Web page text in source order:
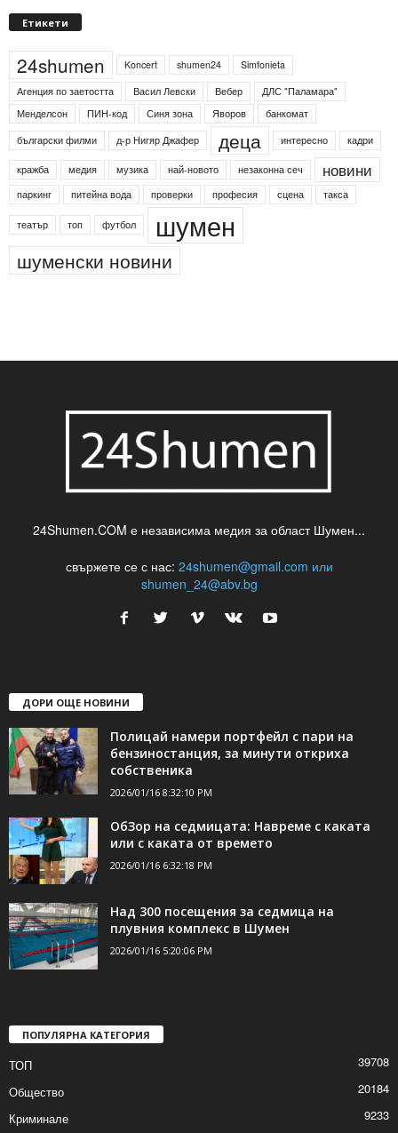
Етикети
24shumen Koncert shumen24
Simfonieta
Агенция по заетостта
Васил Левски Вебер
ДЛС "Паламара"
Менделсон
ПИН-код Синя зона Яворов
банкомат
български филми
д-р Нигяр Джафер деца интересно кадри
кражба медия музика най-новото незаконна сеч новини
паркинг питейна вода проверки професия сцена такса
театър топ футбол шумен
шуменски новини
24Shumen.COM е независима медия за област Шумен...
свържете се с нас: 24shumen@gmail.com или
shumen_24@abv.bg
ДОРИ ОЩЕ НОВИНИ
Полицай намери портфейл с пари на
бензиностанция, за минути откриха
собственика
2026/01/16 8:32:10 PM
ОбЗор на седмицата: Навреме с каката
или с каката от времето
2026/01/16 6:32:18 PM
Над 300 посещения за седмица на
плувния комплекс в Шумен
2026/01/16 5:20:06 PM
ПОПУЛЯРНА КАТЕГОРИЯ
ТОП
39708
Общество
20184
Криминале
9233